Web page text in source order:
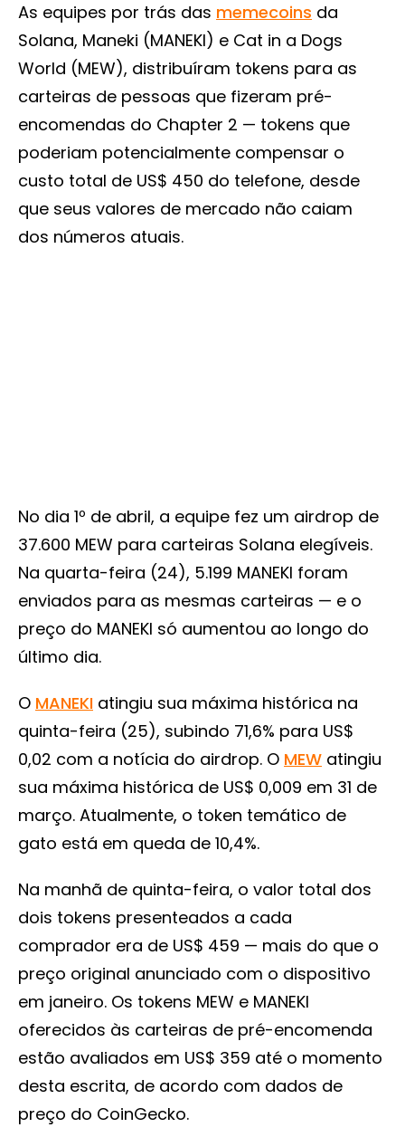
As equipes por trás das memecoins da
Solana, Maneki (MANEKI) e Cat in a Dogs
World (MEW), distribuíram tokens para as
carteiras de pessoas que fizeram pré-
encomendas do Chapter 2 — tokens que
poderiam potencialmente compensar o
custo total de US$ 450 do telefone, desde
que seus valores de mercado não caiam
dos números atuais.
No dia 1º de abril, a equipe fez um airdrop de
37.600 MEW para carteiras Solana elegíveis.
Na quarta-feira (24), 5.199 MANEKI foram
enviados para as mesmas carteiras — e o
preço do MANEKI só aumentou ao longo do
último dia.
O MANEKI atingiu sua máxima histórica na
quinta-feira (25), subindo 71,6% para US$
0,02 com a notícia do airdrop. O MEW atingiu
sua máxima histórica de US$ 0,009 em 31 de
março. Atualmente, o token temático de
gato está em queda de 10,4%.
Na manhã de quinta-feira, o valor total dos
dois tokens presenteados a cada
comprador era de US$ 459 — mais do que o
preço original anunciado com o dispositivo
em janeiro. Os tokens MEW e MANEKI
oferecidos às carteiras de pré-encomenda
estão avaliados em US$ 359 até o momento
desta escrita, de acordo com dados de
preço do CoinGecko.